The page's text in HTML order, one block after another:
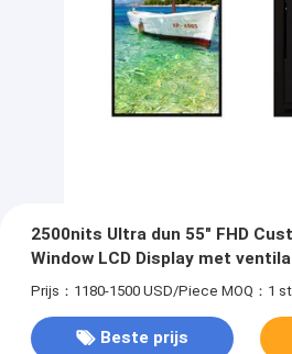
2500nits Ultra dun 55" FHD
Window LCD Display met
Prijs：1180-1500 USD/Piece MOQ：1
Beste prijs